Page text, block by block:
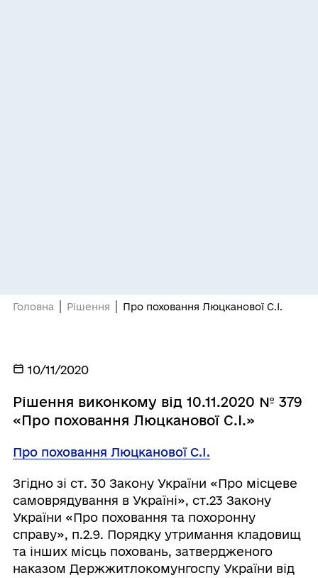
Головна Рішення Про поховання Люцканової С.І.
10/11/2020
Рішення виконкому від 10.11.2020 № 379
«Про поховання Люцканової С.І.»
Про поховання Люцканової С.І.
Згідно зі ст. 30 Закону України «Про місцеве
самоврядування в Україні», ст.23 Закону
України «Про поховання та похоронну
справу», п.2.9. Порядку утримання кладовищ
та інших місць поховань, затвердженого
наказом Держжитлокомунгоспу України від